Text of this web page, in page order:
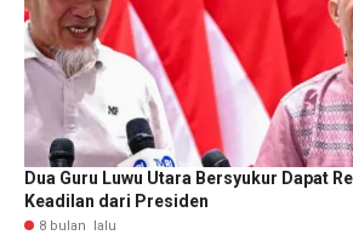
Dua Guru Luwu Utara Bersyukur Dapat
Keadilan dari Presiden
8 bulan lalu